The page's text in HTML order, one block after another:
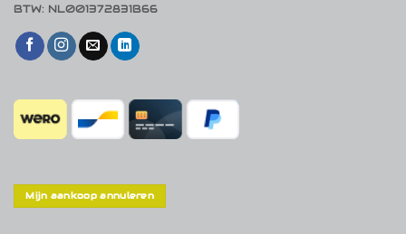
BTW: NL001372831B66
Mijn aankoop annuleren